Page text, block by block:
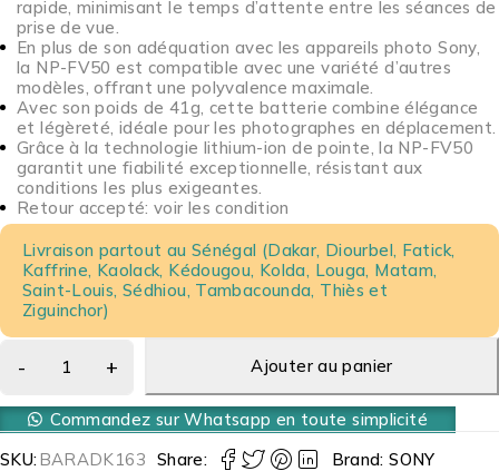
rapide, minimisant le temps d’attente entre les séances de
prise de vue.
En plus de son adéquation avec les appareils photo Sony,
la NP-FV50 est compatible avec une variété d’autres
modèles, offrant une polyvalence maximale.
Avec son poids de 41g, cette batterie combine élégance
et légèreté, idéale pour les photographes en déplacement.
Grâce à la technologie lithium-ion de pointe, la NP-FV50
garantit une fiabilité exceptionnelle, résistant aux
conditions les plus exigeantes.
Retour accepté: voir les condition
Livraison partout au Sénégal (Dakar, Diourbel, Fatick,
Kaffrine, Kaolack, Kédougou, Kolda, Louga, Matam,
Saint-Louis, Sédhiou, Tambacounda, Thiès et
Ziguinchor)
Ajouter au panier
Commandez sur Whatsapp en toute simplicité
SKU:BARADK163 Share: Brand:SONY